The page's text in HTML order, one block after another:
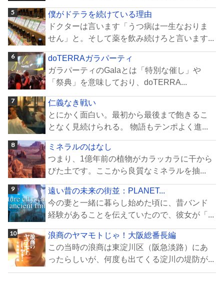
僕がドテラを続けている理由
ドクターは言います「うつ病は一生なおりま
せん」と。そして薬を飲み続けろと言います...
doTERRAガラパーティ
ガラパーティのGalaとは「特別な催し」や
「祭典」を意味しており、doTERRA...
仁義なき戦い
とにかく面白い。最初から最後まで飽きるこ
となく見続けられる。 物語もテンポよく進...
ミネラルのはなし
つまり、1億年前の植物がカラッカラに干から
びた土です。ここから良質なミネラルを抽...
遠い昔の未来の街並：PLANET...
今の妻と一緒に暮らし始めた頃に、昔バンド
経験があることを伝えていたので、彼女が「...
浪商のヤマモトじゃ！大阪総番長編
この当時の浪商は東淀川区（阪急淡路）にあ
ったらしいが、何度も出てくる淀川の堤防が...